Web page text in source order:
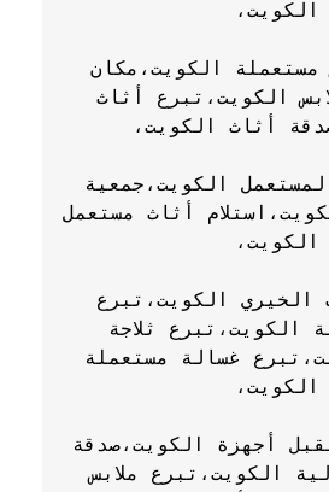
استقبال ملابس مستعملة الكويت،مكان
التبرع بالملابس الكويت،تبرع أثاث
الأجهزة المنزلية الكويت،تبرع ملابس